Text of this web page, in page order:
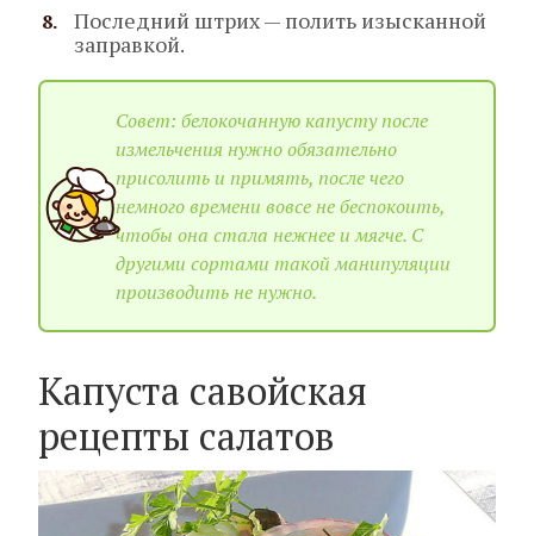
Последний штрих — полить изысканной
заправкой.
Совет: белокочанную капусту после
измельчения нужно обязательно
присолить и примять, после чего
немного времени вовсе не беспокоить,
чтобы она стала нежнее и мягче. С
другими сортами такой манипуляции
производить не нужно.
Капуста савойская
рецепты салатов